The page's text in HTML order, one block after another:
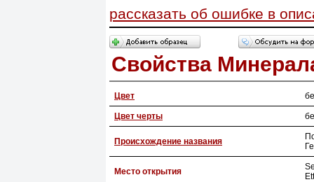
рассказать об ошибке в
Свойства
Цвет
Цвет черты
Происхождение названия
Место открытия